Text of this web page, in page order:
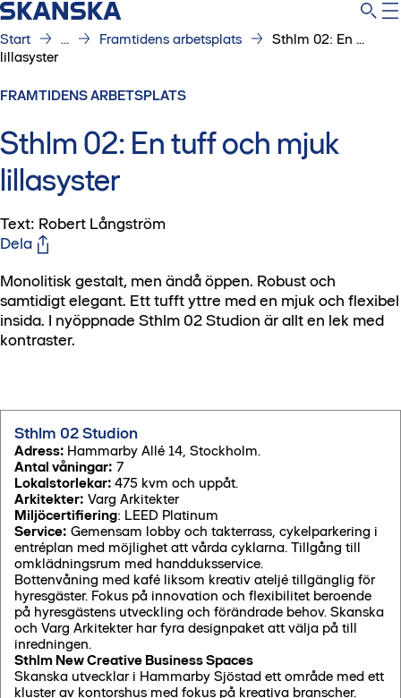
Start ... Framtidens arbetsplats
Sthlm 02: En ...
lillasyster
FRAMTIDENS ARBETSPLATS
Sthlm 02: En tuff och mjuk
lillasyster
Text: Robert Långström
Dela
Monolitisk gestalt, men ändå öppen. Robust och
samtidigt elegant. Ett tufft yttre med en mjuk och flexibel
insida. I nyöppnade Sthlm 02 Studion är allt en lek med
kontraster.
Sthlm 02 Studion
Adress: Hammarby Allé 14, Stockholm.
Antal våningar: 7
Lokalstorlekar: 475 kvm och uppåt.
Arkitekter: Varg Arkitekter
Miljöcertifiering: LEED Platinum
Service: Gemensam lobby och takterrass, cykelparkering i
entréplan med möjlighet att vårda cyklarna. Tillgång till
omklädningsrum med handduksservice.
Bottenvåning med kafé liksom kreativ ateljé tillgänglig för
hyresgäster. Fokus på innovation och flexibilitet beroende
på hyresgästens utveckling och förändrade behov. Skanska
och Varg Arkitekter har fyra designpaket att välja på till
inredningen.
Sthlm New Creative Business Spaces
Skanska utvecklar i Hammarby Sjöstad ett område med ett
kluster av kontorshus med fokus på kreativa branscher.